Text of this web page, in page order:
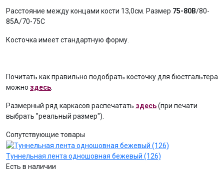
Расстояние между концами кости 13,0см. Размер 75-80B/80-
85A/70-75С
Косточка имеет стандартную форму.
Почитать как правильно подобрать косточку для бюстгальтера
можно здесь
Размерный ряд каркасов распечатать здесь(при печати
выбрать "реальный размер").
Сопутствующие товары
Туннельная лента одношовная бежевый (126)
Есть в наличии